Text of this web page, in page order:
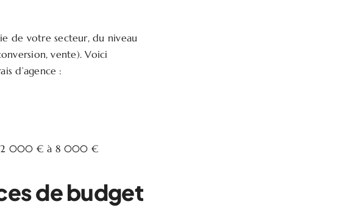
de votre secteur, du niveau
vente). Voici
d’agence :
: 2 000 € à 8 000 €
de budget